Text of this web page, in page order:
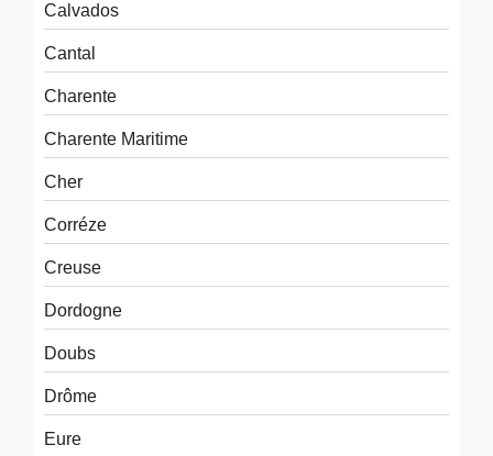
Calvados
Cantal
Charente
Charente Maritime
Cher
Corréze
Creuse
Dordogne
Doubs
Drôme
Eure